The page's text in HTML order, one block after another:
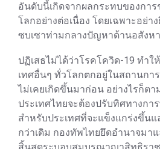
อันดับนี้เกิดจากผลกระทบของการ
โลกอย่างต่อเนื่อง โดยเฉพาะอย่า
ซบเซาท่ามกลางปัญหาด้านอสังห
ปฏิเสธไม่ได้ว่าโรคโควิด-19 ทำใ
เทศอื่นๆ ทั่วโลกตกอยู่ในสถานกา
ไม่เคยเกิดขึ้นมาก่อน อย่างไรก็ต
ประเทศไทยจะต้องปรับทิศทางก
สำหรับประเทศที่จะแข็งแกร่งขึ้น
กว่าเดิม กองทัพไทยยึดอำนาจมา